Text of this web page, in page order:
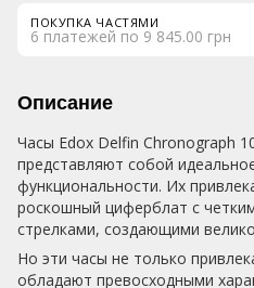
ПОКУПКА ЧАСТЯМИ
6 платежей по 9 845.00 грн
Описание
Часы Edox Delfin Chronograph
представляют собой
функциональности. Их
роскошный циферблат с
стрелками, создающими
Но эти часы не только
обладают превосходными